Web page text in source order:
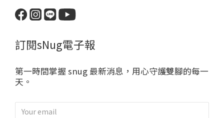
訂閱sNug電子報
第一時間掌握 snug 最新消息，用心守護雙腳的每一
天。